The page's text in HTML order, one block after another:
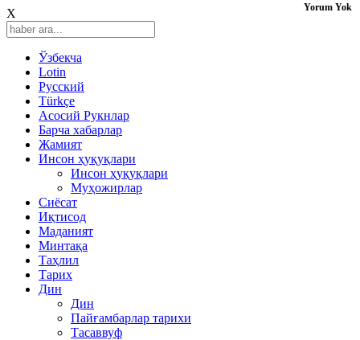
X
Ўзбекча
Lotin
Русский
Türkçe
Асосий Рукнлар
Барча хабарлар
Жамият
Инсон ҳуқуқлари
Инсон ҳуқуқлари
Муҳожирлар
Сиёсат
Иқтисод
Mаданият
Минтақа
Таҳлил
Тарих
Дин
Дин
Пайғамбарлар тарихи
Тасаввуф
Yorum Yok